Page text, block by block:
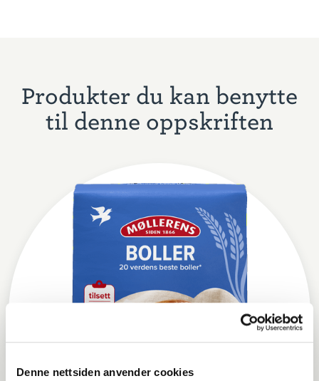
Denne nettsiden anvender cookies
Produkter du kan benytte
til denne oppskriften